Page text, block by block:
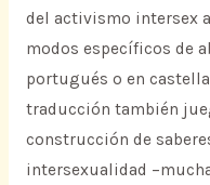
del activismo intersex
modos específicos de
portugués o en
traducción también
construcción de
intersexualidad